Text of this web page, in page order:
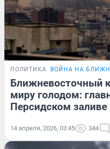
ПОЛИТИКА ВОЙНА НА
Ближневосточный
миру голодом:
Персидском заливе
14 апреля, 2026, 03:45 344